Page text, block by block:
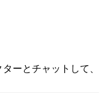
ーとチャットして、